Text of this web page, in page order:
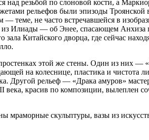
над резьбой по слоновой кости, а
рельефов были эпизоды
не часто встречавшейся в
из Илиады — об Энее, спасающем Анхиза
Китайского дворца, где сейчас
этой же стены. Один из них —
на колеснице, пластика и чистота
Другой рельеф — «Драка амуров»
красив по композиции, вылеплен
мраморные скульптуры, вазы из